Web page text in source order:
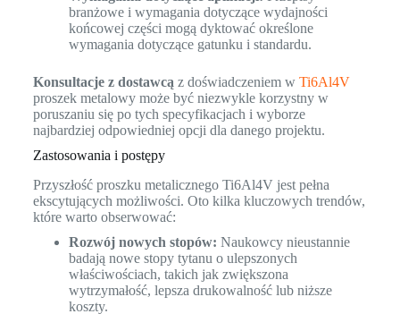
branżowe i wymagania dotyczące wydajności
końcowej części mogą dyktować określone
wymagania dotyczące gatunku i standardu.
Konsultacje z dostawcą z doświadczeniem w Ti6Al4V
proszek metalowy może być niezwykle korzystny w
poruszaniu się po tych specyfikacjach i wyborze
najbardziej odpowiedniej opcji dla danego projektu.
Zastosowania i postępy
Przyszłość proszku metalicznego Ti6Al4V jest pełna
ekscytujących możliwości. Oto kilka kluczowych trendów,
które warto obserwować:
Rozwój nowych stopów: Naukowcy nieustannie
badają nowe stopy tytanu o ulepszonych
właściwościach, takich jak zwiększona
wytrzymałość, lepsza drukowalność lub niższe
koszty.